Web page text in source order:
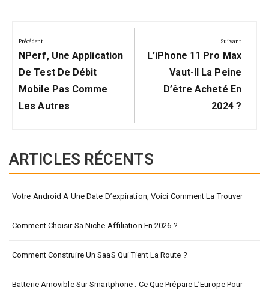
de
l’article
Précédent
Précédent:
NPerf, Une Application
De Test De Débit
Mobile Pas Comme
Les Autres
Suivant
Suivant:
L’iPhone 11 Pro Max
Vaut-Il La Peine
D’être Acheté En
2024 ?
ARTICLES RÉCENTS
Votre Android A Une Date D’expiration, Voici Comment La Trouver
Comment Choisir Sa Niche Affiliation En 2026 ?
Comment Construire Un SaaS Qui Tient La Route ?
Batterie Amovible Sur Smartphone : Ce Que Prépare L’Europe Pour